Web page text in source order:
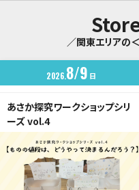
／関東エリアの
2026 8 9 日
あさか探究ワークショップシリ
ーズ vol.4